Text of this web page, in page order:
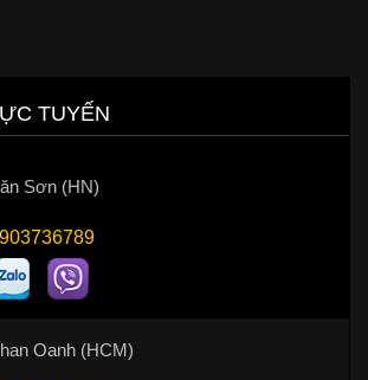
TUYẾN
Sơn (HN)
Oanh (HCM)